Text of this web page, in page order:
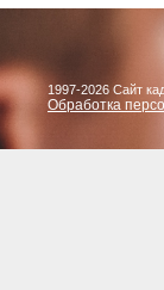
1997-2026 Сайт
Обработка